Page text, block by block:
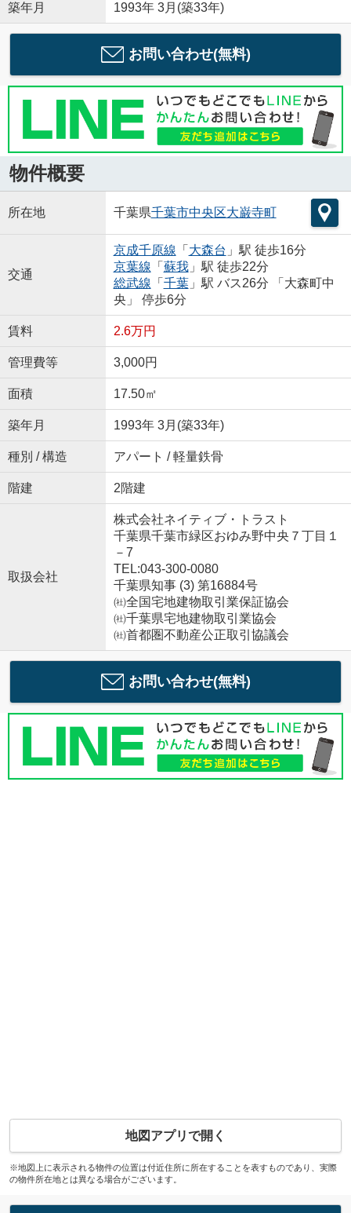
築年月 1993年 3月(築33年)
お問い合わせ(無料)
物件概要
所在地 千葉県千葉市中央区大巌寺町
交通
京成千原線 「 大森台 」駅 徒歩16分
京葉線 「 蘇我」駅 徒歩22分
総武線 「 千葉」駅 バス26分 「大森町中
央」 停歩6分
賃料 2.6万円
管理費等 3,000円
面積 17.50㎡
築年月 1993年 3月(築33年)
種別 / 構造 アパート / 軽量鉄骨
階建 2階建
取扱会社
株式会社ネイティブ・トラスト
千葉県千葉市緑区おゆみ野中央７丁目１
－7
TEL:043-300-0080
千葉県知事 (3) 第16884号
㈳全国宅地建物取引業保証協会
㈳千葉県宅地建物取引業協会
㈳首都圏不動産公正取引協議会
お問い合わせ(無料)
地図アプリで開く
※地図上に表示される物件の位置は付近住所に所在することを表すものであり、実際
の物件所在地とは異なる場合がございます。